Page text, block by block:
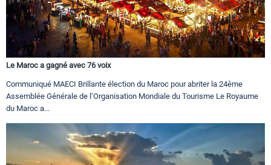
Le Maroc a gagné avec 76 voix
Communiqué MAECI Brillante élection du Maroc pour abriter la 24ème
Assemblée Générale de l’Organisation Mondiale du Tourisme Le Royaume
du Maroc a...